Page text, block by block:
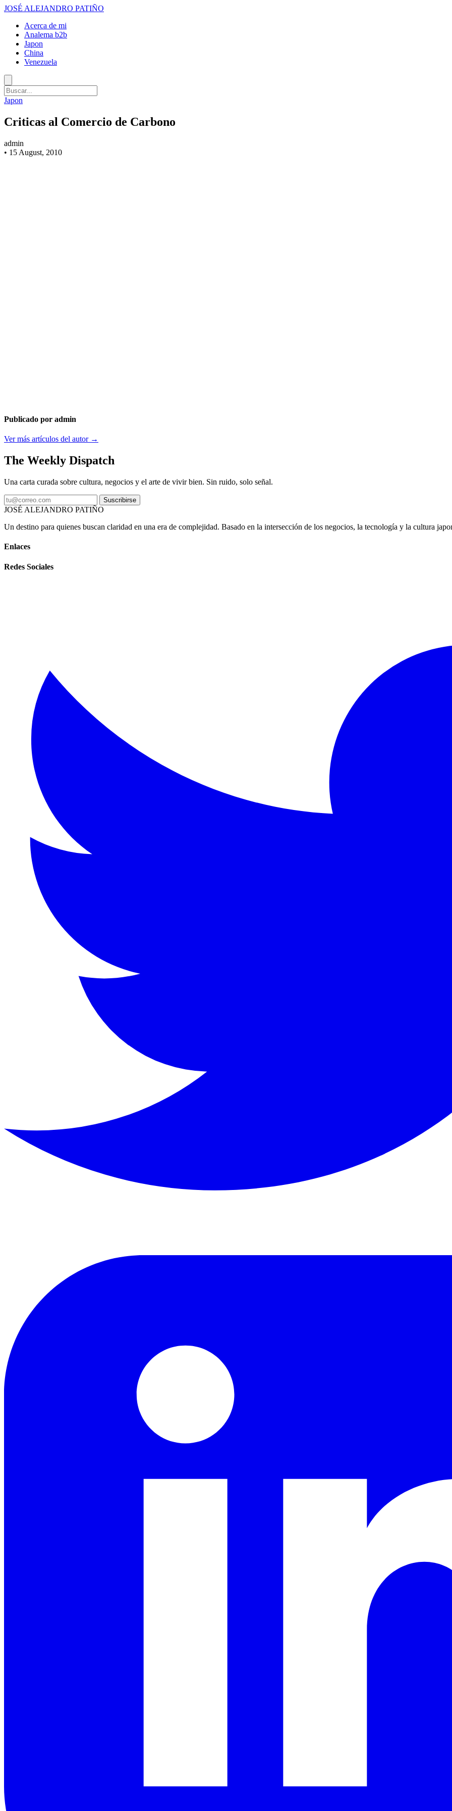
JOSÉ ALEJANDRO PATIÑO
Acerca de mi
Analema b2b
Japon
China
Venezuela
Japon
Criticas al Comercio de Carbono
admin
• 15 August, 2010
Publicado por admin
Ver más artículos del autor →
The Weekly Dispatch
Una carta curada sobre cultura, negocios y el arte de vivir bien. Sin ruido, solo señal.
Suscribirse
JOSÉ ALEJANDRO PATIÑO
Un destino para quienes buscan claridad en una era de complejidad. Basado en la intersección de los negocios, la tecnología y la cultura
Enlaces
Redes Sociales